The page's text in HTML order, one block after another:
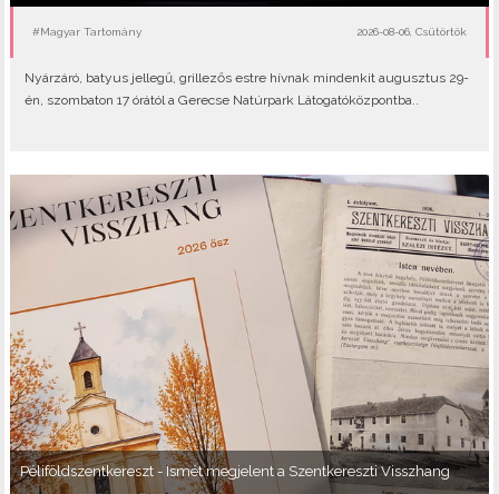
#Magyar Tartomány 2026-08-06, Csütörtök
Nyárzáró, batyus jellegű, grillezős estre hívnak mindenkit augusztus 29-
én, szombaton 17 órától a Gerecse Natúrpark Látogatóközpontba..
Péliföldszentkereszt - Ismét megjelent a Szentkereszti Visszhang